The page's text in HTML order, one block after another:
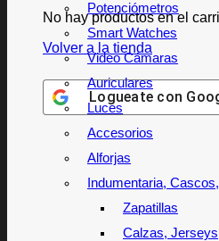
No hay productos en el
Volver a la tienda
Logueate con
Potenciómetros
Smart Watches
Video Cámaras
Auriculares
Luces
Accesorios
Alforjas
Indumentaria,
Zapatillas
Calzas,